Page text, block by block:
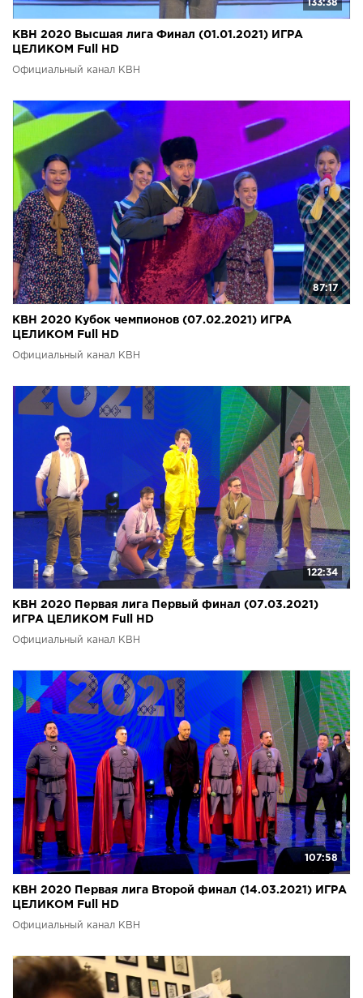
133:38
КВН 2020 Высшая лига Финал (01.01.2021) ИГРА
ЦЕЛИКОМ Full HD
Официальный канал КВН
87:17
КВН 2020 Кубок чемпионов (07.02.2021) ИГРА
ЦЕЛИКОМ Full HD
Официальный канал КВН
122:34
КВН 2020 Первая лига Первый финал (07.03.2021)
ИГРА ЦЕЛИКОМ Full HD
Официальный канал КВН
107:58
КВН 2020 Первая лига Второй финал (14.03.2021) ИГРА
ЦЕЛИКОМ Full HD
Официальный канал КВН